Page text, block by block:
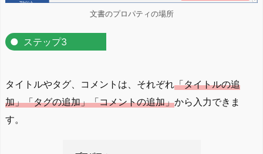
文書のプロパティの場所
ステップ3
タイトルやタグ、コメントは、それぞれ「タイトルの追
加」「タグの追加」「コメントの追加」から入力できま
す。